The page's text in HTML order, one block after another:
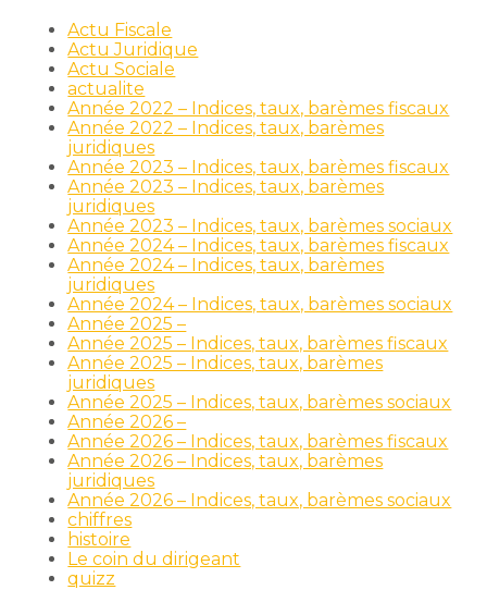
Actu Fiscale
Actu Juridique
Actu Sociale
actualite
Année 2022 – Indices, taux, barèmes fiscaux
Année 2022 – Indices, taux, barèmes
juridiques
Année 2023 – Indices, taux, barèmes fiscaux
Année 2023 – Indices, taux, barèmes
juridiques
Année 2023 – Indices, taux, barèmes sociaux
Année 2024 – Indices, taux, barèmes fiscaux
Année 2024 – Indices, taux, barèmes
juridiques
Année 2024 – Indices, taux, barèmes sociaux
Année 2025 –
Année 2025 – Indices, taux, barèmes fiscaux
Année 2025 – Indices, taux, barèmes
juridiques
Année 2025 – Indices, taux, barèmes sociaux
Année 2026 –
Année 2026 – Indices, taux, barèmes fiscaux
Année 2026 – Indices, taux, barèmes
juridiques
Année 2026 – Indices, taux, barèmes sociaux
chiffres
histoire
Le coin du dirigeant
quizz